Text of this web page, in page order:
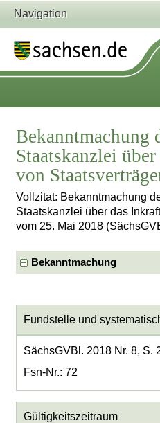
Navigation
Bekanntmachung
Staatskanzlei
von
Vollzitat: Bekanntmachung
Staatskanzlei über das
vom 25. Mai 2018
Bekanntmachung
Fundstelle und
SächsGVBl. 2018 Nr. 8, S.
Fsn-Nr.: 72
Gültigkeitszeitraum